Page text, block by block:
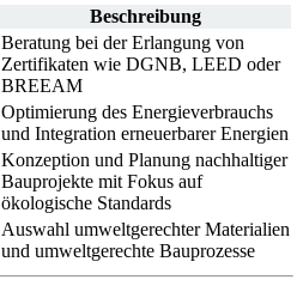
Beschreibung
Beratung bei der Erlangung von
Zertifikaten wie DGNB, LEED oder
BREEAM
Optimierung des Energieverbrauchs
und Integration erneuerbarer Energien
Konzeption und Planung nachhaltiger
Bauprojekte mit Fokus auf
ökologische Standards
Auswahl umweltgerechter Materialien
und umweltgerechte Bauprozesse